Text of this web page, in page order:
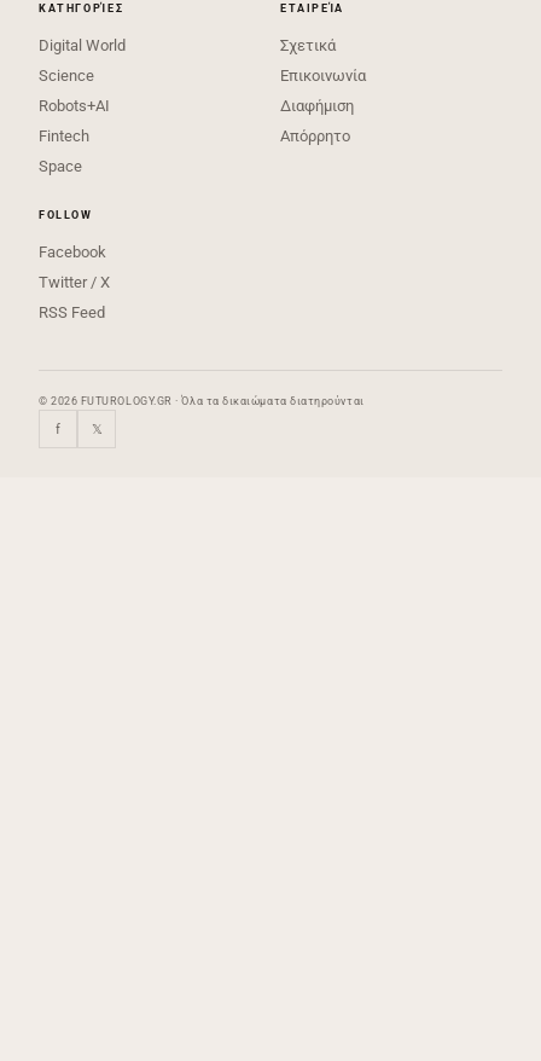
ΚΑΤΗΓΟΡΊΕΣ
Digital World
Science
Robots+AI
Fintech
Space
ΕΤΑΙΡΕΊΑ
Σχετικά
Επικοινωνία
Διαφήμιση
Απόρρητο
FOLLOW
Facebook
Twitter / X
RSS Feed
© 2026 FUTUROLOGY.GR · Όλα τα δικαιώματα διατηρούνται
f 𝕏